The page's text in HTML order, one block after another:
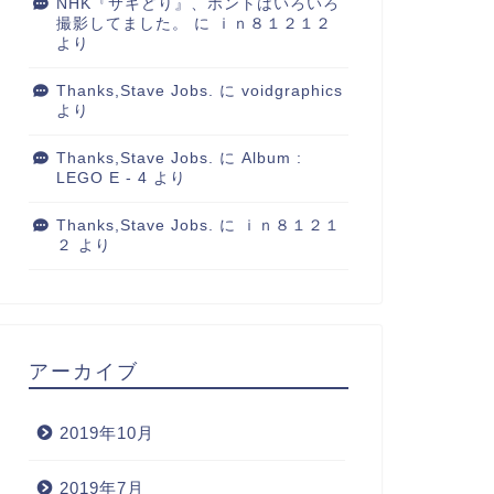
NHK『サキどり』、ホントはいろいろ
撮影してました。
に
ｉｎ８１２１２
より
Thanks,Stave Jobs. に voidgraphics
より
Thanks,Stave Jobs. に Album :
LEGO E - 4 より
Thanks,Stave Jobs. に
ｉｎ８１２１
２
より
アーカイブ
2019年10月
2019年7月